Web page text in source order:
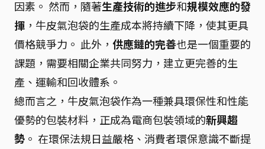
因素。 然而，隨著生產技術的進步和規模效應的發
揮 ，牛皮氣泡袋的生產成本將持續下降，使其更具
價格競爭力。 此外， 供應鏈的完善也是一個重要的
課題，需要相關企業共同努力，建立更完善的生
產、運輸和回收體系。
總而言之，牛皮氣泡袋作為一種兼具環保性和性能
優勢的包裝材料，正成為電商包裝領域的新興趨
勢 。 在環保法規日益嚴格、消費者環保意識不斷提